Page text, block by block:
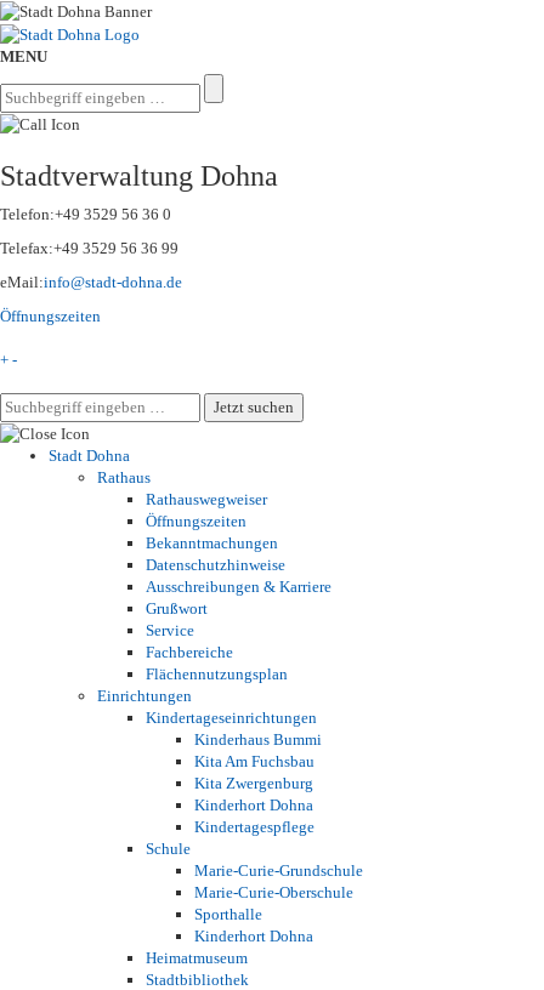
MENU
Stadtverwaltung Dohna
Telefon:+49 3529 56 36 0
Telefax:+49 3529 56 36 99
eMail:info@stadt-dohna.de
Öffnungszeiten
+ -
Stadt Dohna
Rathaus
Rathauswegweiser
Öffnungszeiten
Bekanntmachungen
Datenschutzhinweise
Ausschreibungen & Karriere
Grußwort
Service
Fachbereiche
Flächennutzungsplan
Einrichtungen
Kindertageseinrichtungen
Kinderhaus Bummi
Kita Am Fuchsbau
Kita Zwergenburg
Kinderhort Dohna
Kindertagespflege
Schule
Marie-Curie-Grundschule
Marie-Curie-Oberschule
Sporthalle
Kinderhort Dohna
Heimatmuseum
Stadtbibliothek